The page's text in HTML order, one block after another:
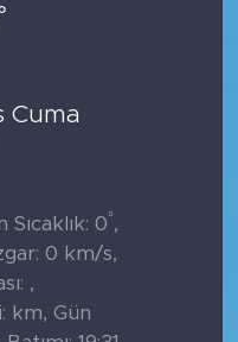
Cuma
Sıcaklık: 0°,
0 km/s,
,
km, Gün